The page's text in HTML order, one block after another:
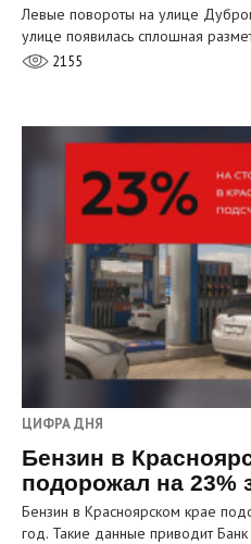
Левые повороты на улице
улице появилась сплошная
2155
ЦИФРА ДНЯ
Бензин в
подорожал на 23%
Бензин в Красноярском крае
год. Такие данные приводит